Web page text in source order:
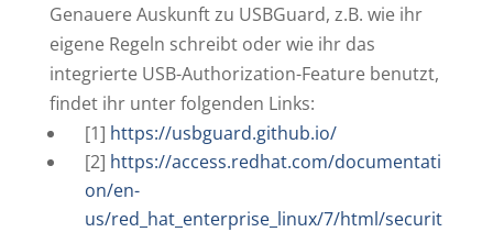
Genauere Auskunft zu USBGuard, z.B. wie ihr
eigene Regeln schreibt oder wie ihr das
integrierte USB-Authorization-Feature benutzt,
findet ihr unter folgenden Links:
[1] https://usbguard.github.io/
[2] https://access.redhat.com/documentati
on/en-
us/red_hat_enterprise_linux/7/html/securit